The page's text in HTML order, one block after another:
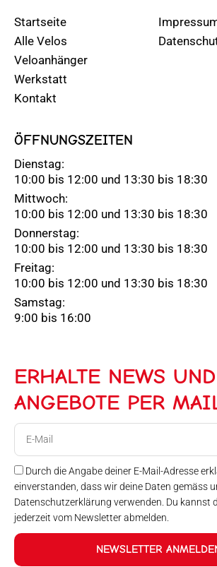
Startseite
Alle Velos
Veloanhänger
Werkstatt
Kontakt
ÖFFNUNGSZEITEN
Dienstag:
10:00 bis 12:00 und 13:30 bis 18:30
Mittwoch:
10:00 bis 12:00 und 13:30 bis 18:30
Donnerstag:
10:00 bis 12:00 und 13:30 bis 18:30
Freitag:
10:00 bis 12:00 und 13:30 bis 18:30
Samstag:
9:00 bis 16:00
ERHALTE NEWS UND
ANGEBOTE PER
Durch die Angabe deiner E-Mail-Adresse
einverstanden, dass wir deine Daten gemäss
Datenschutzerklärung verwenden. Du kannst
jederzeit vom Newsletter abmelden.
NEWSLETTER